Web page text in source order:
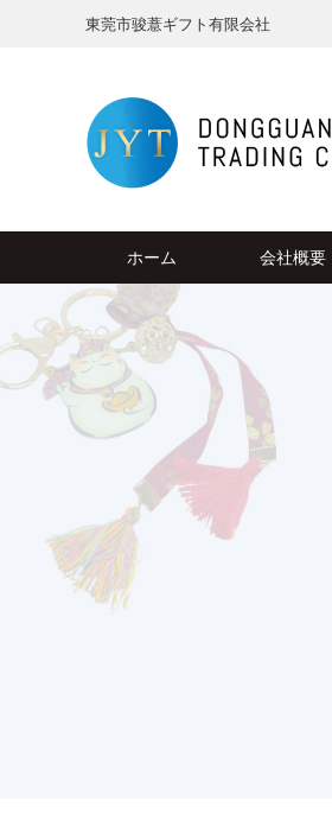
東莞市骏薏ギフト有限会社
ホーム 会社概要